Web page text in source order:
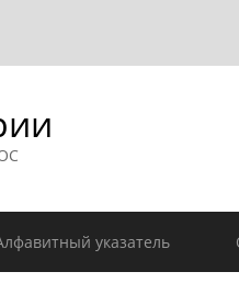
указатель